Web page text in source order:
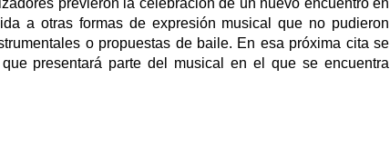
previeron la celebración de un nuevo encuentro en
a otras formas de expresión musical que no pudieron
o propuestas de baile. En esa próxima cita se
presentará parte del musical en el que se encuentra